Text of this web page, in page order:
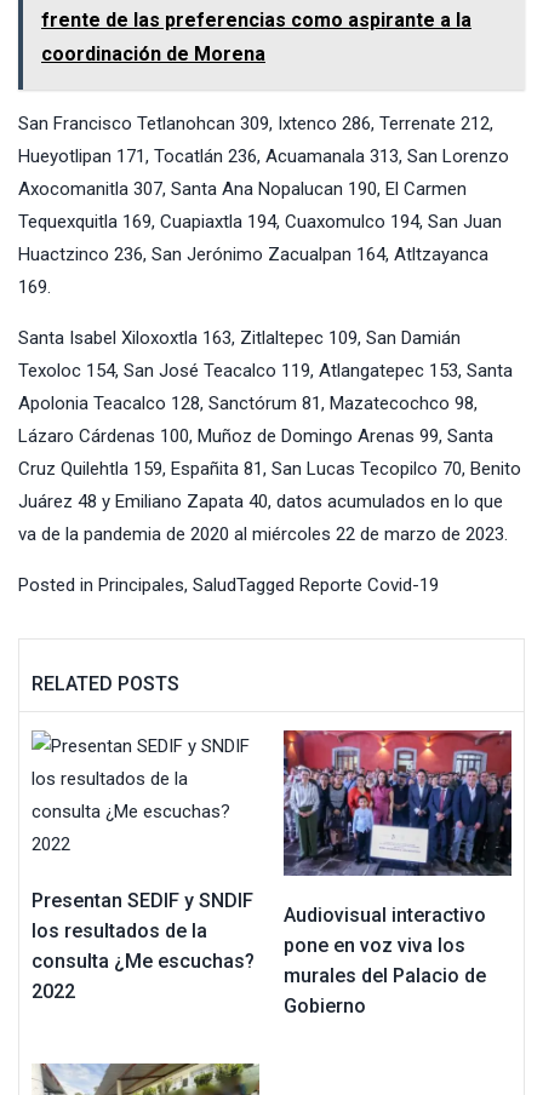
frente de las preferencias como aspirante a la
coordinación de Morena
San Francisco Tetlanohcan 309, Ixtenco 286, Terrenate 212,
Hueyotlipan 171, Tocatlán 236, Acuamanala 313, San Lorenzo
Axocomanitla 307, Santa Ana Nopalucan 190, El Carmen
Tequexquitla 169, Cuapiaxtla 194, Cuaxomulco 194, San Juan
Huactzinco 236, San Jerónimo Zacualpan 164, Atltzayanca
169.
Santa Isabel Xiloxoxtla 163, Zitlaltepec 109, San Damián
Texoloc 154, San José Teacalco 119, Atlangatepec 153, Santa
Apolonia Teacalco 128, Sanctórum 81, Mazatecochco 98,
Lázaro Cárdenas 100, Muñoz de Domingo Arenas 99, Santa
Cruz Quilehtla 159, Españita 81, San Lucas Tecopilco 70, Benito
Juárez 48 y Emiliano Zapata 40, datos acumulados en lo que
va de la pandemia de 2020 al miércoles 22 de marzo de 2023.
Posted in Principales, SaludTagged Reporte Covid-19
RELATED POSTS
Presentan SEDIF y SNDIF
los resultados de la
consulta ¿Me escuchas?
2022
Audiovisual interactivo
pone en voz viva los
murales del Palacio de
Gobierno